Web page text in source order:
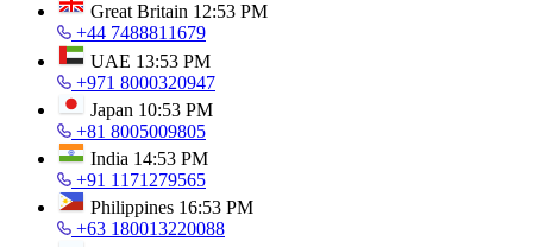
Great Britain 12:53 PM
+44 7488811679
UAE 13:53 PM
+971 8000320947
Japan 10:53 PM
+81 8005009805
India 14:53 PM
+91 1171279565
Philippines 16:53 PM
+63 180013220088